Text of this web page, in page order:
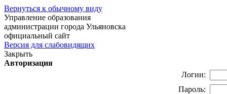
Вернуться к обычному виду
Управление образования
администрации города Ульяновска
официальный сайт
Версия для слабовидящих
Закрыть
Авторизация
Логин:
Пароль: